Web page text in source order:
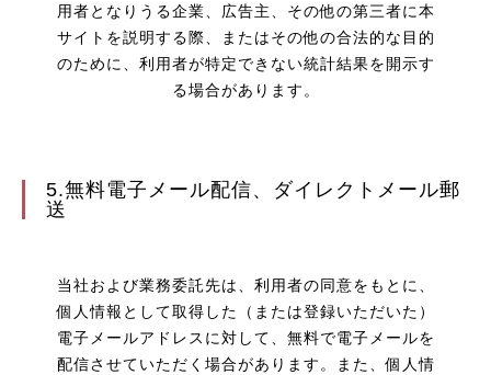
用者となりうる企業、広告主、その他の第三者に本
サイトを説明する際、またはその他の合法的な目的
のために、利用者が特定できない統計結果を開示す
る場合があります。
5.無料電子メール配信、ダイレクトメール郵
送
当社および業務委託先は、利用者の同意をもとに、
個人情報として取得した（または登録いただいた）
電子メールアドレスに対して、無料で電子メールを
配信させていただく場合があります。また、個人情